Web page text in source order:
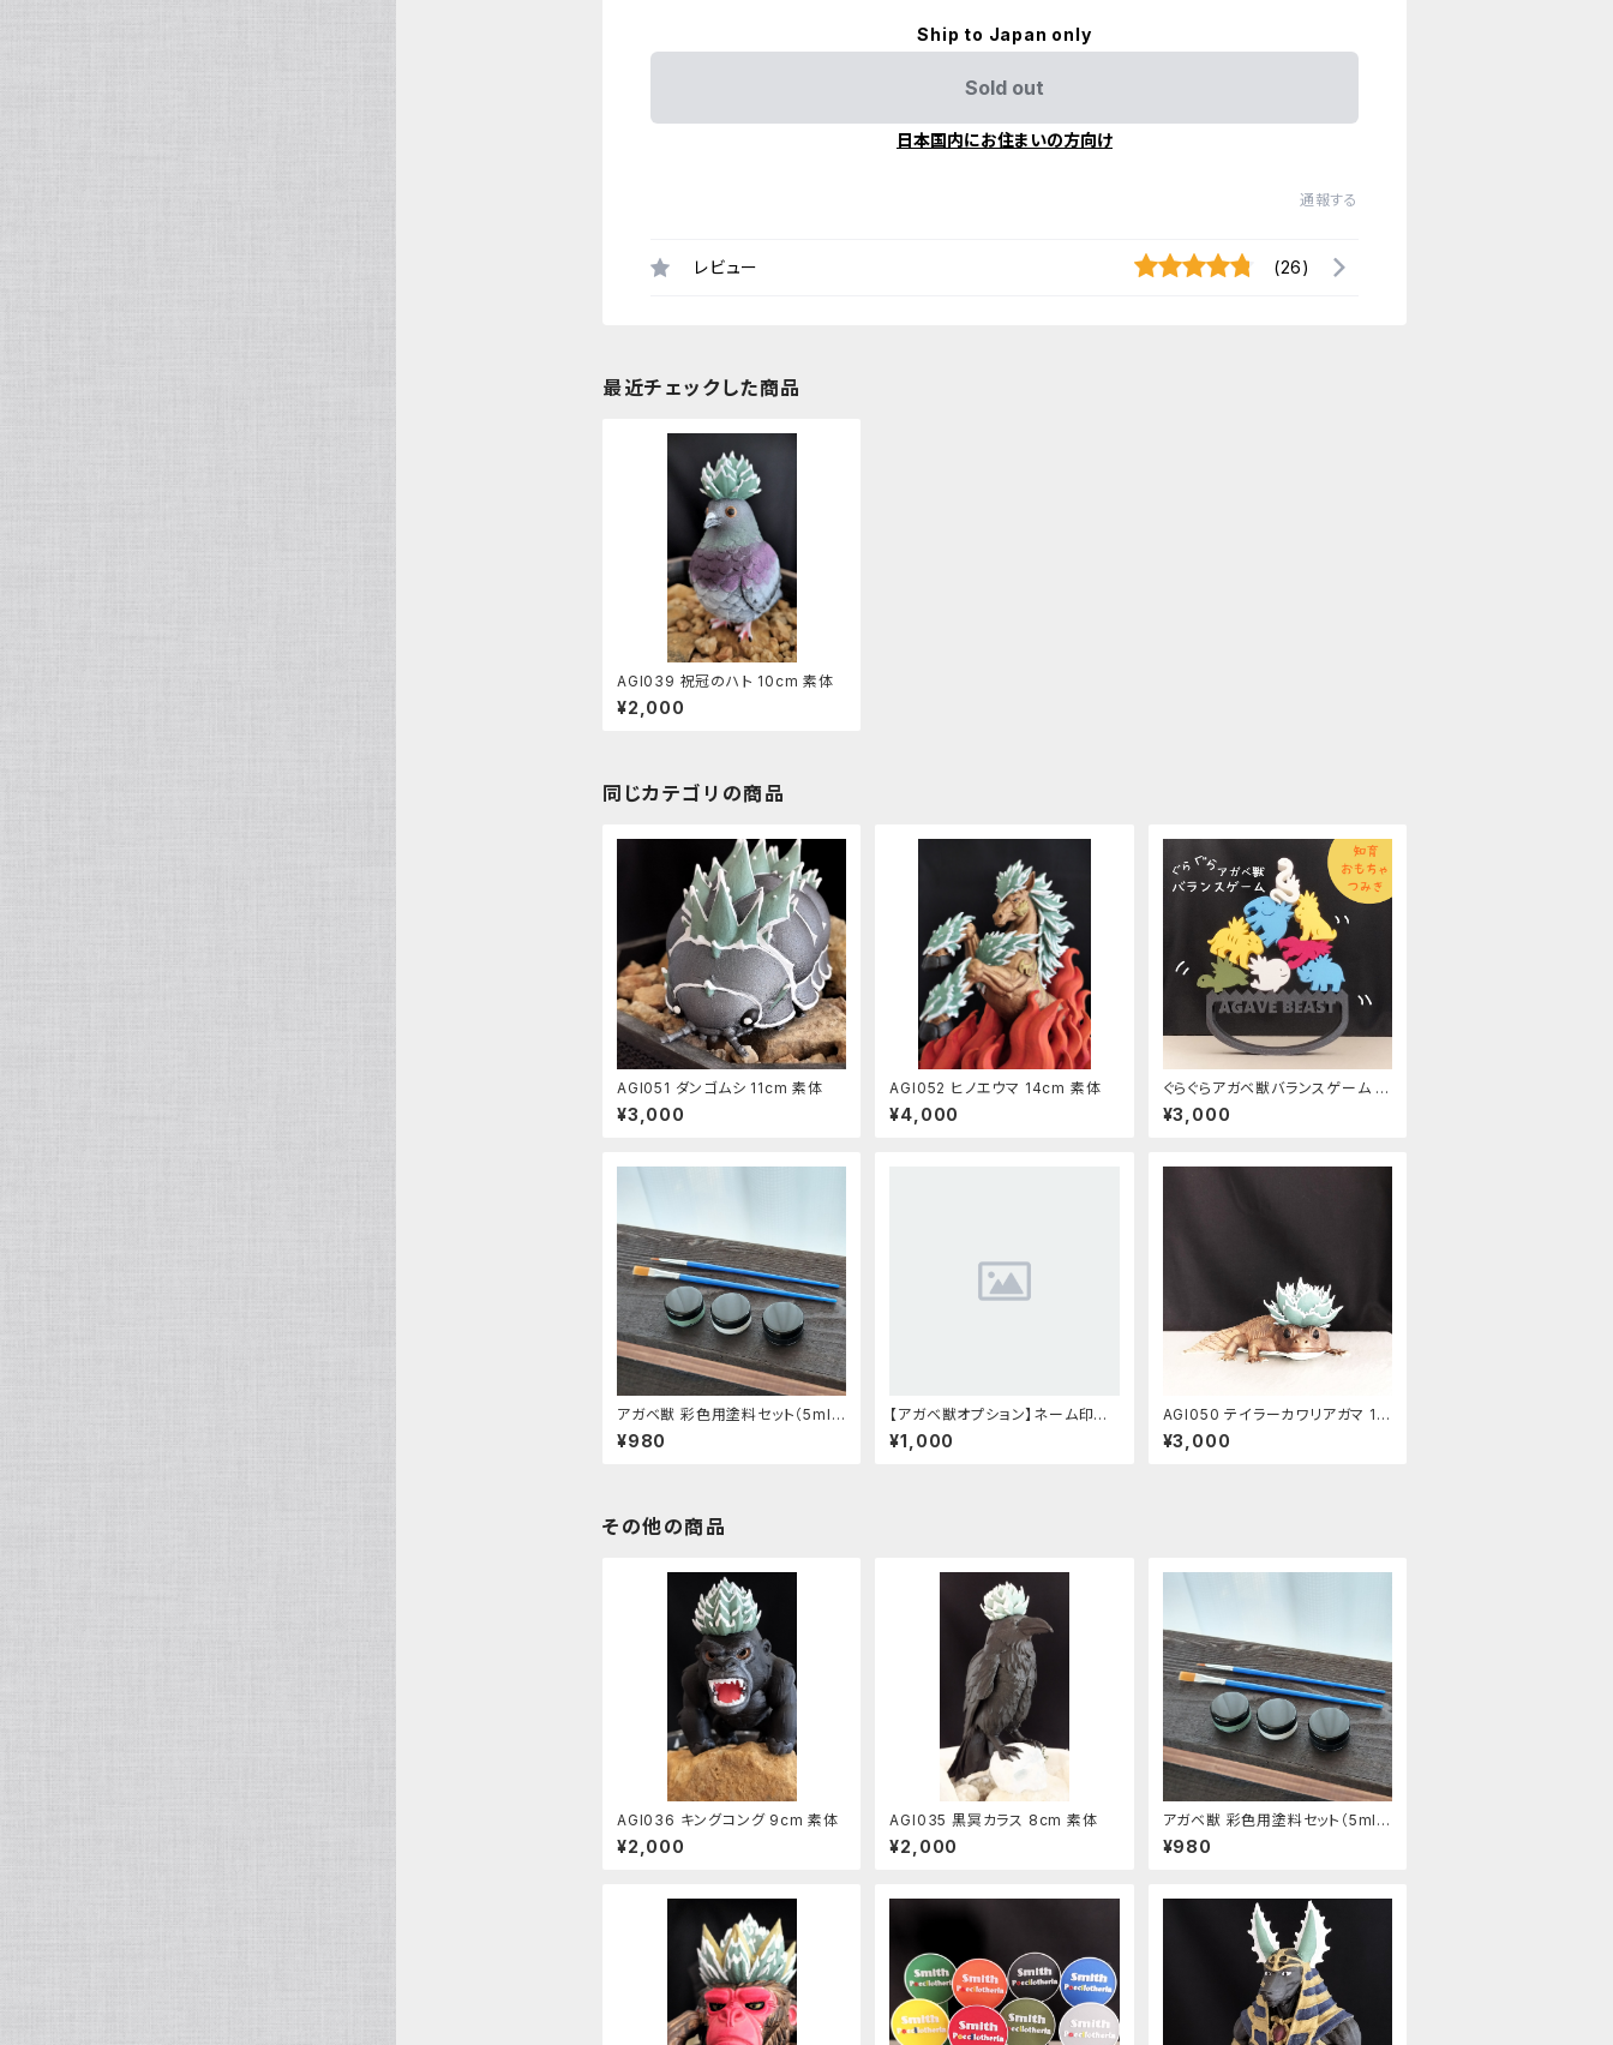
Ship to Japan only
Sold out
日本国内にお住まいの方向け
通報する
レビュー (26)
最近チェックした商品
AGI039 祝冠のハト 10cm 素体
¥2,000
同じカテゴリの商品
AGI051 ダンゴムシ 11cm 素体
¥3,000
AGI052 ヒノエウマ 14cm 素体
¥4,000
ぐらぐらアガベ獣バランスゲーム 積
み木 知育おもちゃ
¥3,000
アガベ獣 彩色用塗料セット（5ml ×
3色）〈筆付き〉
¥980
【アガベ獣オプション】ネーム印字
なし
¥1,000
AGI050 テイラーカワリアガマ 13
cm 素体
¥3,000
その他の商品
AGI036 キングコング 9cm 素体
¥2,000
AGI035 黒冥カラス 8cm 素体
¥2,000
アガベ獣 彩色用塗料セット（5ml ×
3色）〈筆付き〉
¥980